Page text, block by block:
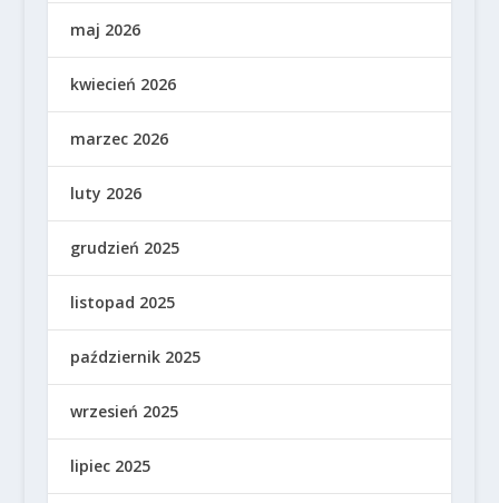
maj 2026
kwiecień 2026
marzec 2026
luty 2026
grudzień 2025
listopad 2025
październik 2025
wrzesień 2025
lipiec 2025